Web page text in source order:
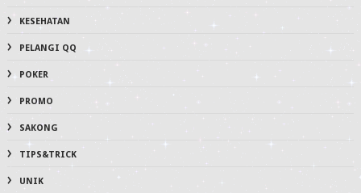
KESEHATAN
PELANGI QQ
POKER
PROMO
SAKONG
TIPS&TRICK
UNIK